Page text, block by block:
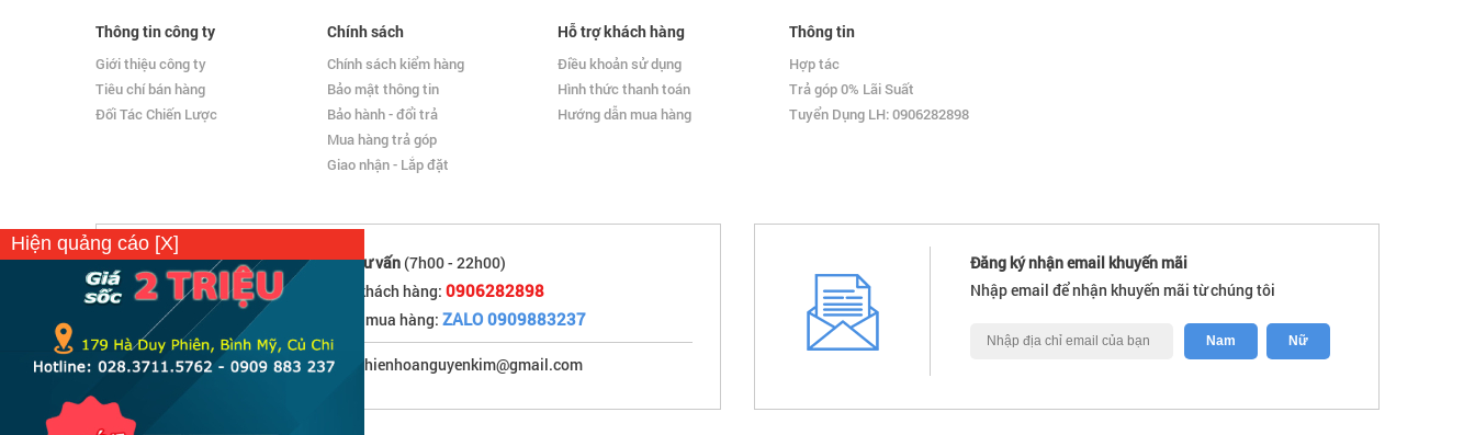
Thông tin công ty
Giới thiệu công ty
Tiêu chí bán hàng
Đối Tác Chiến Lược
Chính sách
Chính sách kiểm hàng
Bảo mật thông tin
Bảo hành - đổi trả
Mua hàng trả góp
Giao nhận - Lắp đặt
Hỗ trợ khách hàng
Điều khoản sử dụng
Hình thức thanh toán
Hướng dẫn mua hàng
Thông tin
Hợp tác
Trả góp 0% Lãi Suất
Tuyển Dụng LH: 0906282898
Hỗ trợ tư vấn (7h00 - 22h00)
Hỗ trợ khách hàng: 0906282898
Hotline mua hàng: ZALO 0909883237
Email: thienhoanguyenkim@gmail.com
Đăng ký nhận email khuyến mãi
Nhập email để nhận khuyến mãi từ chúng tôi
Hiện quảng cáo [X]